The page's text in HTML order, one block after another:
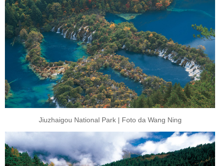
Jiuzhaigou National Park | Foto da Wang Ning